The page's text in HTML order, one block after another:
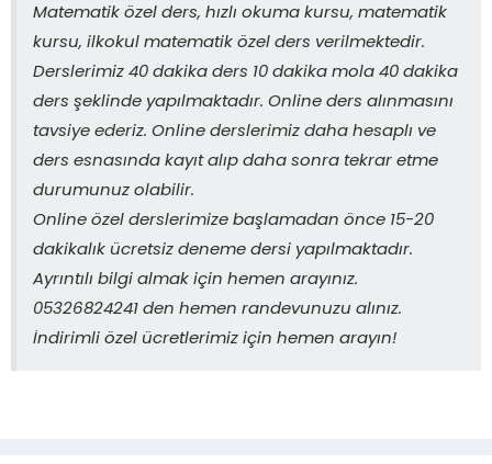
Matematik özel ders, hızlı okuma kursu, matematik
kursu, ilkokul matematik özel ders verilmektedir.
Derslerimiz 40 dakika ders 10 dakika mola 40 dakika
ders şeklinde yapılmaktadır. Online ders alınmasını
tavsiye ederiz. Online derslerimiz daha hesaplı ve
ders esnasında kayıt alıp daha sonra tekrar etme
durumunuz olabilir.
Online özel derslerimize başlamadan önce 15-20
dakikalık ücretsiz deneme dersi yapılmaktadır.
Ayrıntılı bilgi almak için hemen arayınız.
05326824241 den hemen randevunuzu alınız.
İndirimli özel ücretlerimiz için hemen arayın!